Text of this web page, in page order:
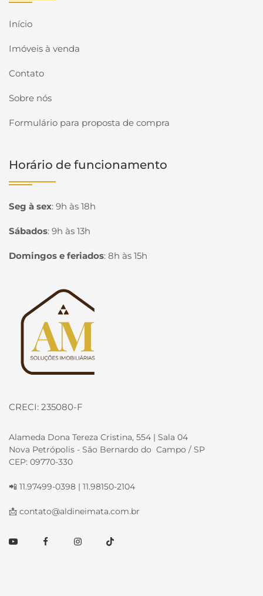
Início
Imóveis à venda
Contato
Sobre nós
Formulário para proposta de compra
Horário de funcionamento
Seg à sex: 9h às 18h
Sábados: 9h às 13h
Domingos e feriados: 8h às 15h
Página inicial
CRECI: 235080-F
Alameda Dona Tereza Cristina, 554 | Sala 04
Nova Petrópolis - São Bernardo do Campo / SP
CEP: 09770-330
📲 11.97499-0398 | 11.98150-2104
📩 contato@aldineimata.com.br
YoutubeFacebookInstagramTikTok